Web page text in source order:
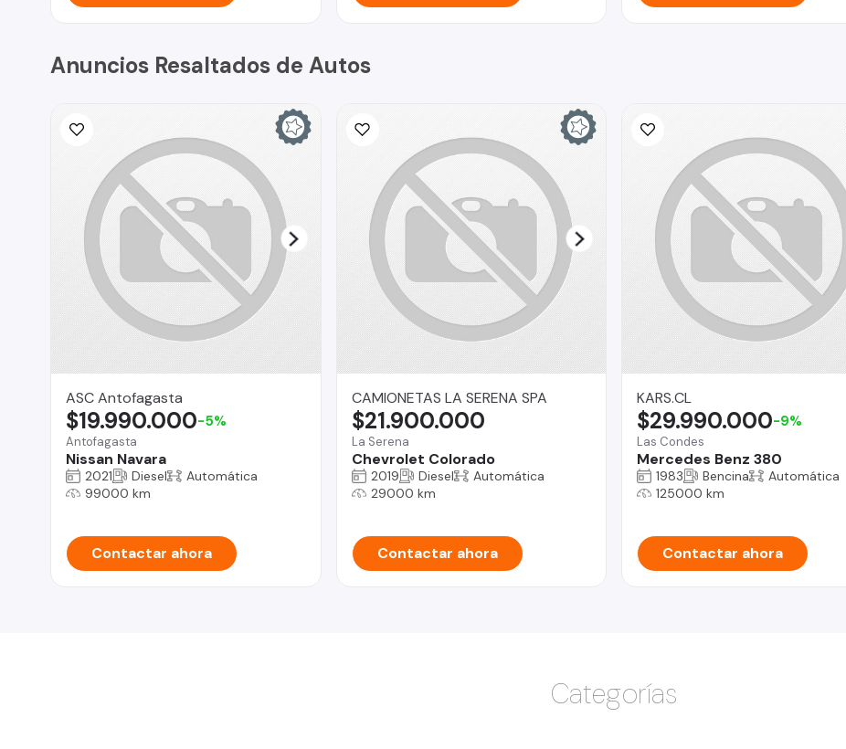
Anuncios Resaltados de Autos
ASC Antofagasta
Antofagasta
Nissan Navara
$19.990.000-5%
2021 Diesel
Automática
99000 km
Contactar ahora
CAMIONETAS LA SERENA SPA
La Serena
Chevrolet Colorado
$21.900.000
2019 Diesel
Automática
29000 km
Contactar ahora
KARS.CL
Las Condes
Mercedes Benz 380
$29.990.000-9%
1983 Bencina
Automática
125000 km
Contactar ahora
Categorías